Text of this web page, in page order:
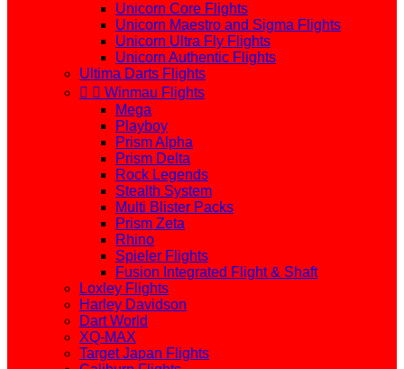
Unicorn Core Flights
Unicorn Maestro and Sigma Flights
Unicorn Ultra Fly Flights
Unicorn Authentic Flights
Ultima Darts Flights
  Winmau Flights
Mega
Playboy
Prism Alpha
Prism Delta
Rock Legends
Stealth System
Multi Blister Packs
Prism Zeta
Rhino
Spieler Flights
Fusion Integrated Flight & Shaft
Loxley Flights
Harley Davidson
Dart World
XQ-MAX
Target Japan Flights